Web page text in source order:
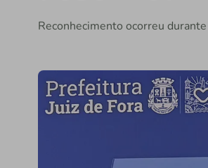
Reconhecimento ocorreu